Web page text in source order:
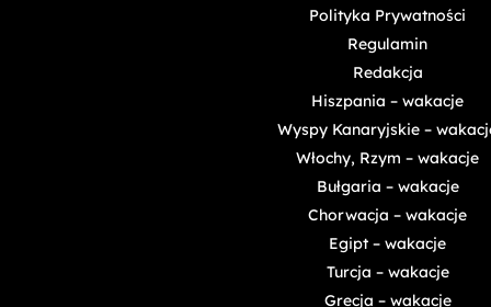
Polityka Prywatności
Regulamin
Redakcja
Hiszpania – wakacje
Wyspy Kanaryjskie –
Włochy, Rzym – wakacje
Bułgaria – wakacje
Chorwacja – wakacje
Egipt – wakacje
Turcja – wakacje
Grecja – wakacje